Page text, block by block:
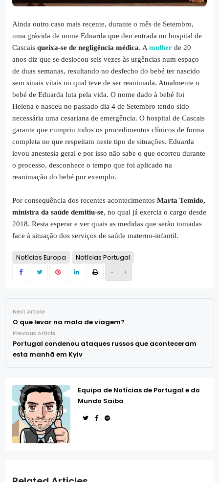
- +
Ainda outro caso mais recente, durante o mês de Setembro,
uma grávida de nome Eduarda que deu entrada no hospital de
Cascais queixa-se de negligência médica. Amulher de 20
anos diz que se deslocou seis vezes às urgências num espaço
de duas semanas, resultando no desfecho do bebé ter nascido
sem sinais vitais no qual teve de ser reanimada. Atualmente o
bebé de Eduarda luta pela vida. O nome dado à bebé foi
Helena e nasceu no passado dia 4 de Setembro tendo sido
necessária uma cesariana de emergência. O hospital de Cascais
garante que cumpriu todos os procedimentos clínicos de forma
completa no que respeitam neste tipo de situações. Eduarda
levou anestesia geral e por isso não sabe o que ocorreu durante
o processo, desconhece o tempo que foi aplicado na
reanimação do bebé por exemplo.
Por consequência dos recentes acontecimentos Marta Temido,
ministra da saúde demitiu-se, no qual já exercia o cargo desde
2018. Resta esperar e ver quais as medidas que serão tomadas
face à situação dos serviços de saúde materno-infantil.
Notícias Europa Notícias Portugal
Next Article
O que levar na mala de viagem?
Previous Article
Portugal condenou ataques russos que aconteceram
esta manhã em Kyiv
Equipa de Notícias de Portugal e do
Mundo Saiba